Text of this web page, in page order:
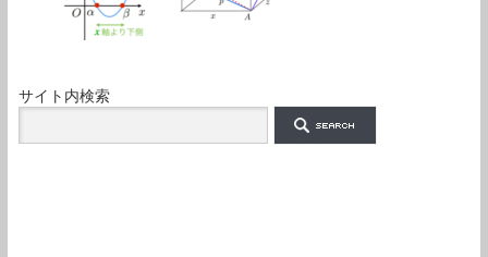
サイト内検索